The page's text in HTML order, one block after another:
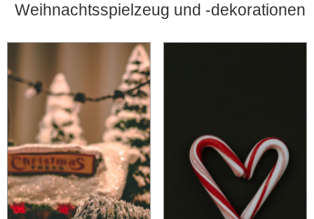
Weihnachtsspielzeug und -dekorationen